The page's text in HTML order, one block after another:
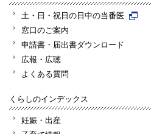
土・日・祝日の日中の当番医
窓口のご案内
申請書・届出書ダウンロード
広報・広聴
よくある質問
くらしのインデックス
妊娠・出産